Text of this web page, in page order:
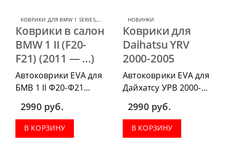
КОВРИКИ ДЛЯ BMW 1 SERIES, КОВРИКИ ДЛЯ BMW
Коврики в салон
BMW 1 II (F20-
F21) (2011 — …)
Автоковрики EVA для
БМВ 1 II Ф20-Ф21
2011-2020 г.в. можно
приобрести в
комплектации:
водительский коврик,
2990 руб.
В КОРЗИНУ
НОВИНКИ
Коврики для
Daihatsu YRV
2000-2005
Автоковрики EVA для
Дайхатсу УРВ 2000-
2005, можно
приобрести в
комплектации:
водительский коврик,
2990 руб.
В КОРЗИНУ